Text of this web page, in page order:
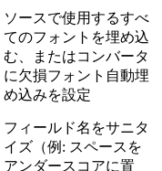
ソースで使用するすべ
てのフォントを埋め込
む、またはコンバータ
に欠損フォント自動埋
め込みを設定
フィールド名をサニタ
イズ（例: スペースを
アンダースコアに置